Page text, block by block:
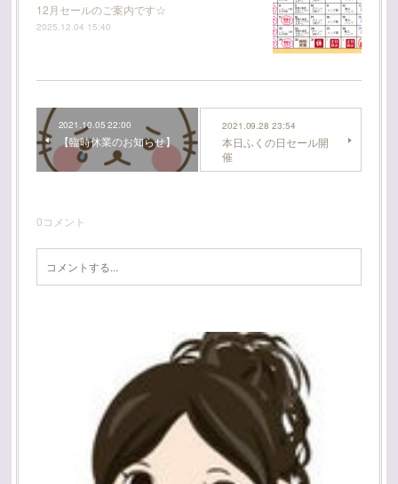
12月セールのご案内です☆
2025.12.04 15:40
2021.10.05 22:00
【臨時休業のお知らせ】
2021.09.28 23:54
本日ふくの日セール開
催
0コメント